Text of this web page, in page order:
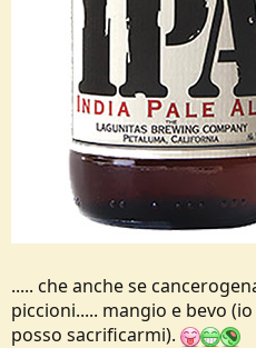
..... che anche se
piccioni..... mangio e bevo
posso sacrificarmi).